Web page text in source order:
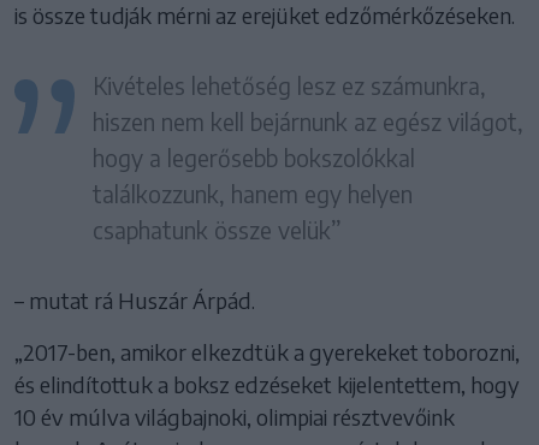
is össze tudják mérni az erejüket edzőmérkőzéseken.
Kivételes lehetőség lesz ez számunkra,
hiszen nem kell bejárnunk az egész világot,
hogy a legerősebb bokszolókkal
találkozzunk, hanem egy helyen
csaphatunk össze velük”
– mutat rá Huszár Árpád.
„2017-ben, amikor elkezdtük a gyerekeket toborozni,
és elindítottuk a boksz edzéseket kijelentettem, hogy
10 év múlva világbajnoki, olimpiai résztvevőink